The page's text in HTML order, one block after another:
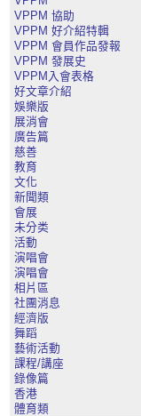
VPPM 協助
VPPM 好介紹特輯
VPPM 會員作品發報
VPPM 發展史
VPPM入會表格
好文章介紹
娛樂版
展消會
廣告篇
慈善
教育
文化
新聞類
會展
未分类
活動
演唱會
演唱會
相片區
社團消息
經濟版
舞蹈
藝術活動
課程/講座
錄像篇
香港
體育類